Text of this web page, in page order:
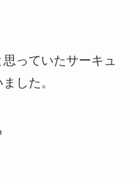
っていたサーキュ
した。